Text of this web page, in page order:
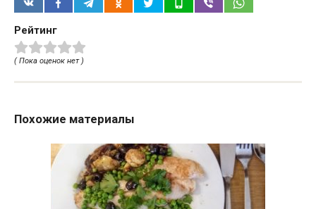
Рейтинг
( Пока оценок нет )
Похожие материалы